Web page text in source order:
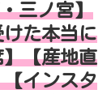
三ノ宮】
た本当に
【産地直
インスタ